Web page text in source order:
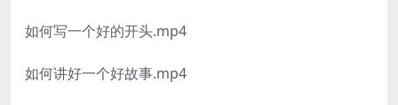
如何写一个好的开头.mp4
如何讲好一个好故事.mp4